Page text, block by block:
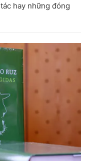
hay những đóng